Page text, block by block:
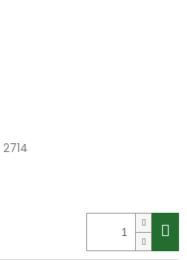
2714